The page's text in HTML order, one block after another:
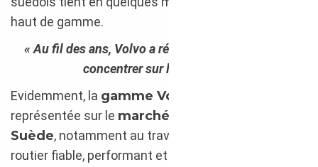
haut de gamme.
« Au fil des ans, Volvo a réduit sa gamme pour se
concentrer sur l’essentiel. »
Evidemment, la gamme Volvo
représentée sur le marché de l’occasion en
Suède, notamment au travers du
routier fiable, performant et suréquipé qui se dote,